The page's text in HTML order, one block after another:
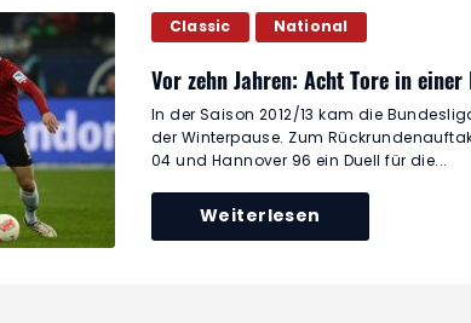
Classic National
Vor zehn Jahren: Acht Tore in
In der Saison 2012/13 kam die
der Winterpause. Zum
04 und Hannover 96 ein Duell für die...
Weiterlesen